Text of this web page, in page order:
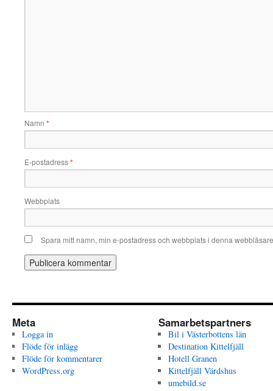
Namn *
E-postadress*
Webbplats
Spara mitt namn, min e-postadress och webbplats i denna
Meta
Logga in
Flöde för inlägg
Flöde för kommentarer
WordPress.org
Samarbetspartners
Bil i Västerbottens län
Destination Kittelfjäll
Hotell Granen
Kittelfjäll Värdshus
umebild.se